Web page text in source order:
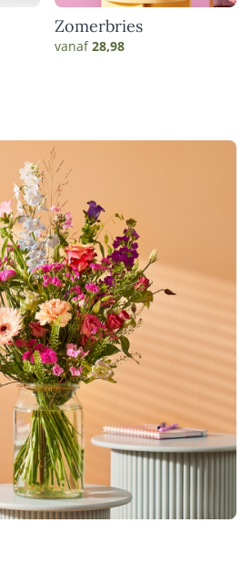
Zomerbries
vanaf28,98